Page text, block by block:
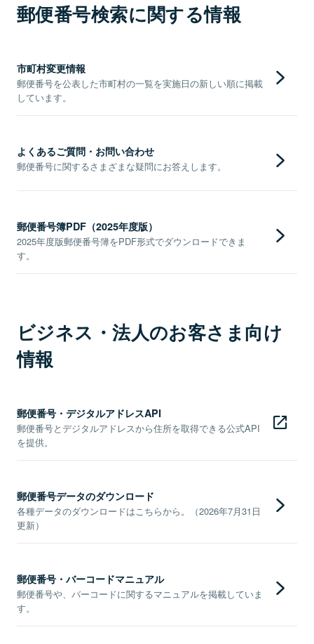
郵便番号検索に関する情報
市町村変更情報
郵便番号を公表した市町村の一覧を実施日の新しい順に掲載
しています。
よくあるご質問・お問い合わせ
郵便番号に関するさまざまな疑問にお答えします。
郵便番号簿PDF（2025年度版）
2025年度版郵便番号簿をPDF形式でダウンロードできま
す。
ビジネス・法人のお客さま向け
情報
郵便番号・デジタルアドレスAPI
郵便番号とデジタルアドレスから住所を取得できる公式API
を提供。
郵便番号データのダウンロード
各種データのダウンロードはこちらから。（2026年7月31日
更新）
郵便番号・バーコードマニュアル
郵便番号や、バーコードに関するマニュアルを掲載していま
す。